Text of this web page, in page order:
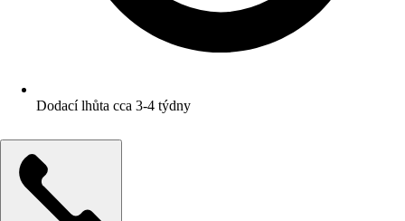
Dodací lhůta cca 3-4 týdny